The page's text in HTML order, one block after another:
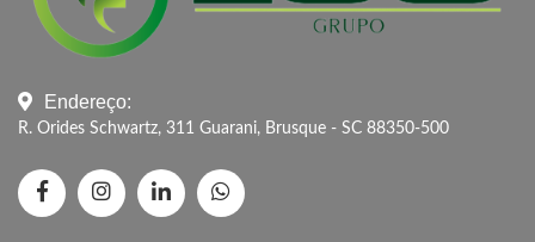
Endereço:
R. Orides Schwartz, 311 Guarani, Brusque - SC 88350-500